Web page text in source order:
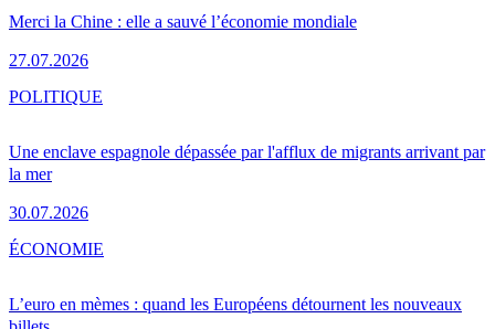
Merci la Chine : elle a sauvé l’économie mondiale
27.07.2026
Une enclave espagnole dépassée par l'afflux de migrants arrivant par
la mer
30.07.2026
POLITIQUE
L’euro en mèmes : quand les Européens détournent les nouveaux
ÉCONOMIE